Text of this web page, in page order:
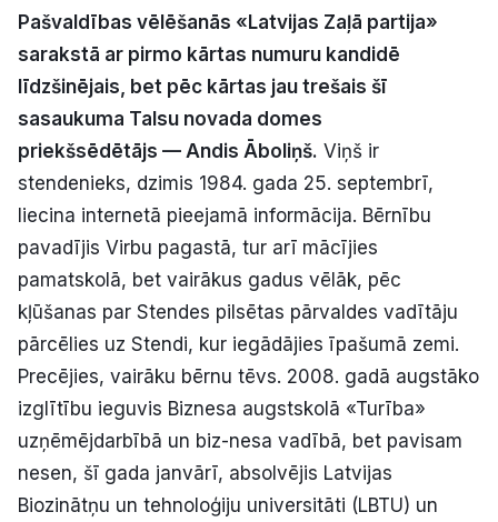
Pasākumi
Reklāma
Politiskā reklāma
Par mums
Kontakti
Ziņo redakcijai
Facebook Instagram YouTube
E-avīze Abonē
Pašvaldības vēlēšanās «Latvijas Zaļā partija»
sarakstā ar pirmo kārtas numuru kandidē
līdzšinējais, bet pēc kārtas jau trešais šī
sasaukuma Talsu novada domes
priekšsēdētājs — Andis Āboliņš. Viņš ir
stendenieks, dzimis 1984. gada 25. septembrī,
liecina internetā pieejamā informācija. Bērnību
pavadījis Virbu pagastā, tur arī mācījies
pamatskolā, bet vairākus gadus vēlāk, pēc
kļūšanas par Stendes pilsētas pārvaldes vadītāju
pārcēlies uz Stendi, kur iegādājies īpašumā zemi.
Precējies, vairāku bērnu tēvs. 2008. gadā augstāko
izglītību ieguvis Biznesa augstskolā «Turība»
uzņēmējdarbībā un biz-nesa vadībā, bet pavisam
nesen, šī gada janvārī, absolvējis Latvijas
Biozinātņu un tehnoloģiju universitāti (LBTU) un